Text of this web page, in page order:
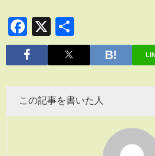
Facebook
X
有
この記事を書いた人